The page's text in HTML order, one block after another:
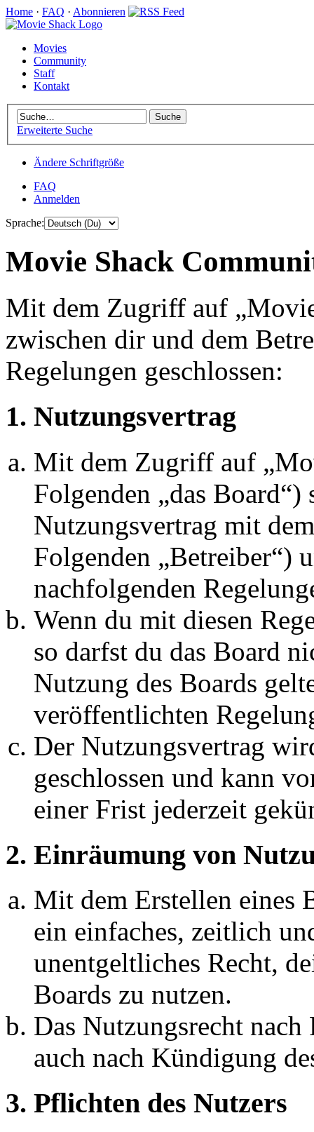
Home · FAQ · Abonnieren
Movies
Community
Staff
Kontakt
Erweiterte Suche
Ändere Schriftgröße
FAQ
Anmelden
Sprache:
Movie Shack
Mit dem Zugriff auf
zwischen dir und dem
Regelungen geschlossen:
1. Nutzungsvertrag
Mit dem Zugriff auf
Folgenden „das
Nutzungsvertrag mit
Folgenden „Betreiber“)
nachfolgenden
Wenn du mit diesen
so darfst du das Board
Nutzung des Boards
veröffentlichten
Der Nutzungsvertrag
geschlossen und kann
einer Frist jederzeit
2. Einräumung von
Mit dem Erstellen eines
ein einfaches, zeitlich
unentgeltliches Recht,
Boards zu nutzen.
Das Nutzungsrecht
auch nach Kündigung
3. Pflichten des Nutzers